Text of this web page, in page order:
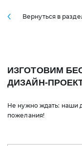
Вернуться в
ИЗГОТОВИМ
ДИЗАЙН-
Не нужно ждать: наши
пожелания!